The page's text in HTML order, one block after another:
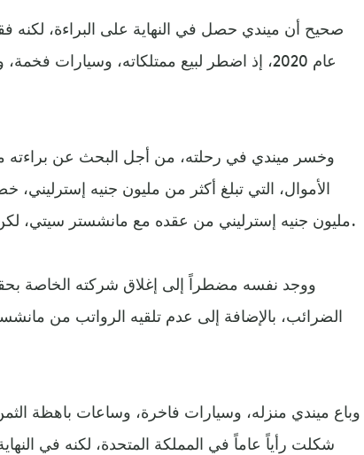
صحيح أن ميندي حصل في النهاية على البراءة، لكنه
عام 2020، إذ اضطر لبيع ممتلكاته، وسيارات
وخسر ميندي في رحلته، من أجل البحث عن براءته
مليون جنيه إسترليني من عقده مع مانشستر سيتي، لكن القضية شكلت أزمة حقيقية للفرنسي.
ووجد نفسه مضطراً إلى إغلاق شركته الخاصة
الضرائب، بالإضافة إلى عدم تلقيه الرواتب من
وباع ميندي منزله، وسيارات فاخرة، وساعات باهظة
شكلت رأياً عاماً في المملكة المتحدة، لكنه في